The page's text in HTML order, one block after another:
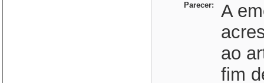
Parecer:
A
ao
fim